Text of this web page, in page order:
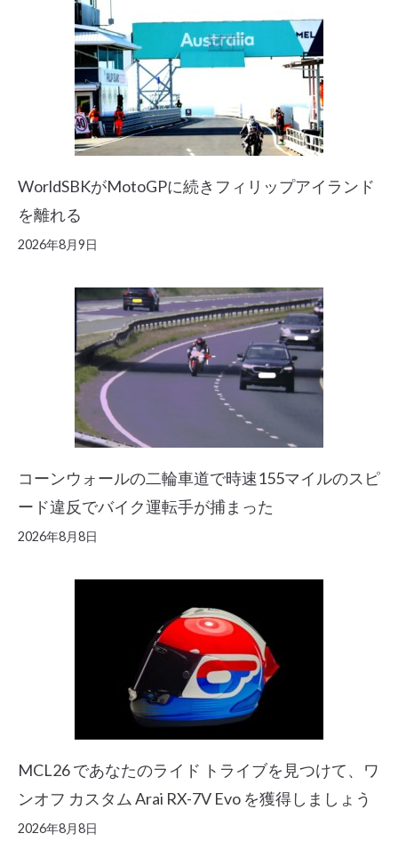
WorldSBKがMotoGPに続きフィリップアイランド
を離れる
2026年8月9日
コーンウォールの二輪車道で時速155マイルのスピ
ード違反でバイク運転手が捕まった
2026年8月8日
MCL26 であなたのライド トライブを見つけて、ワ
ンオフ カスタム Arai RX-7V Evo を獲得しましょう
2026年8月8日